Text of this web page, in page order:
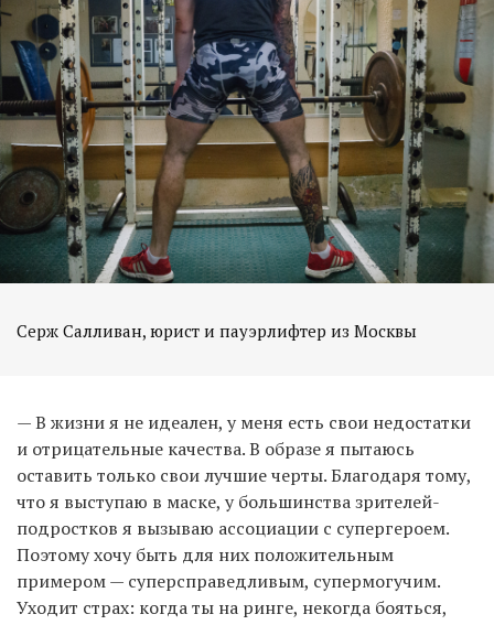
Серж Салливан, юрист и пауэрлифтер из Москвы
— В жизни я не идеален, у меня есть свои недостатки
и отрицательные качества. В образе я пытаюсь
оставить только свои лучшие черты. Благодаря тому,
что я выступаю в маске, у большинства зрителей-
подростков я вызываю ассоциации с супергероем.
Поэтому хочу быть для них положительным
примером — суперсправедливым, супермогучим.
Уходит страх: когда ты на ринге, некогда бояться,